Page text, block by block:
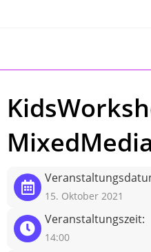
MixedMedia
15. Oktober 2021
Veranstaltungszeit:
14:00